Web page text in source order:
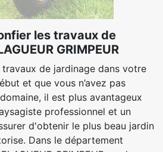
les travaux de
GRIMPEUR
de jardinage dans votre
et que vous n’avez pas
il est plus avantageux
professionnel et un
d'obtenir le plus beau jardin
Dans le département